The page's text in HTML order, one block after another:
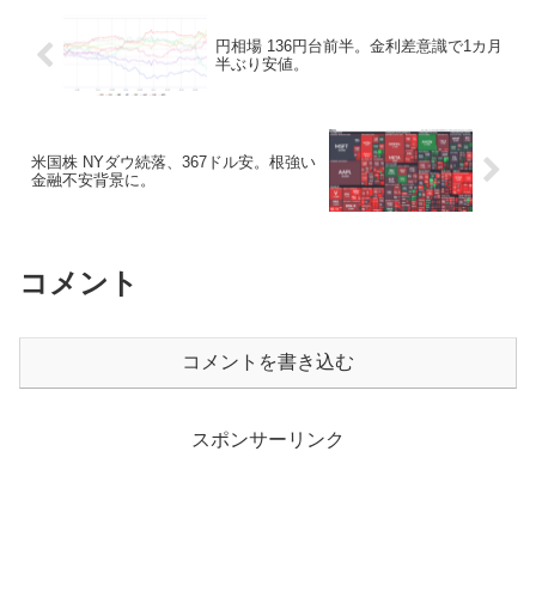
円相場 136円台前半。金利差意識で1カ月
半ぶり安値。
米国株 NYダウ続落、367ドル安。根強い
金融不安背景に。
コメント
コメントを書き込む
スポンサーリンク